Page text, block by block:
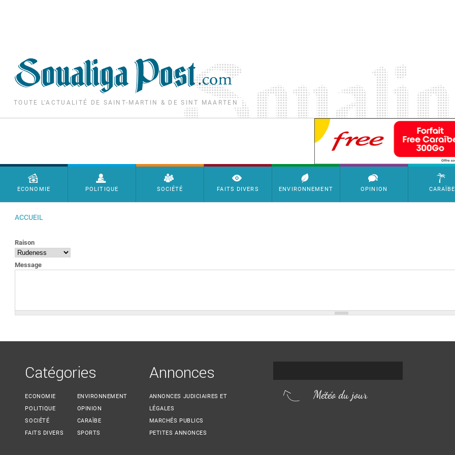
TOUTE L'ACTUALITÉ DE SAINT-MARTIN & DE SINT MAARTEN
SimpleAds Block Bannière
Menu principal
ECONOMIE POLITIQUE SOCIÉTÉ FAITS DIVERS ENVIRONNEMENT OPINION CARAÏBE
ACCUEIL
Raison
Message
Catégories
ECONOMIE
POLITIQUE
SOCIÉTÉ
FAITS DIVERS
ENVIRONNEMENT
OPINION
CARAÏBE
SPORTS
Annonces
ANNONCES JUDICIAIRES ET
LÉGALES
MARCHÉS PUBLICS
PETITES ANNONCES
Météo du jour